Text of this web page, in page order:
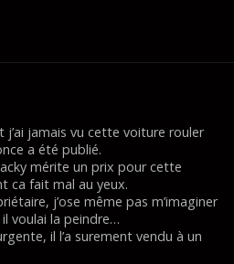
j’ai jamais vu cette voiture rouler
a été publié.
mérite un prix pour cette
ca fait mal au yeux.
j’ose même pas m’imaginer
voulai la peindre…
il l’a surement vendu à un